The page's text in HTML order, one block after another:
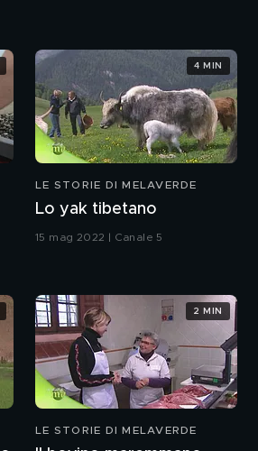
LE STORIE DI MELAVERDE
Lo yak tibetano
15 mag 2022 | Canale 5
4 MIN
LE STORIE DI MELAVERDE
2 MIN